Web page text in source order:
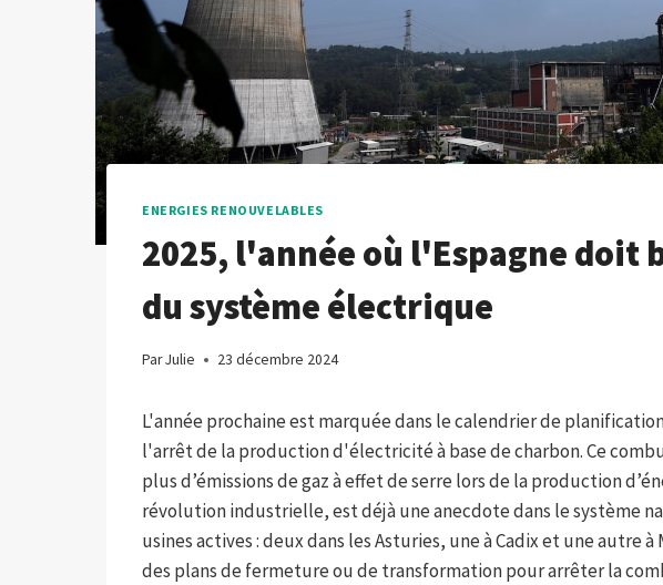
ENERGIES RENOUVELABLES
2025, l'année où l'Espagne doit
du système électrique
ParJulie 23 décembre 2024
L'année prochaine est marquée dans le calendrier de
l'arrêt de la production d'électricité à base de charbon. Ce
plus d’émissions de gaz à effet de serre lors de la production
révolution industrielle, est déjà une anecdote dans le système
usines actives : deux dans les Asturies, une à Cadix et une autre
des plans de fermeture ou de transformation pour arrêter la